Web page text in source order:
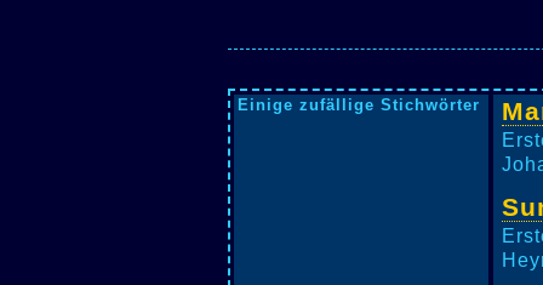
Einige zufällige Stichwörter